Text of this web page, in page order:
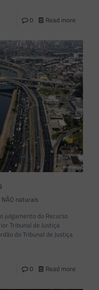
0 Read more
NÃO naturais
julgamento do Recurso
Tribunal de Justiça
do Tribunal de Justiça
0 Read more